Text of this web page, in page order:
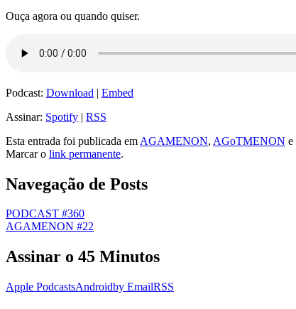
Ouça agora ou quando quiser.
Podcast: Download | Embed
Assinar: Spotify | RSS
Esta entrada foi publicada em AGAMENON, AGoTMENON e
Marcar o link permanente.
Navegação de Posts
PODCAST #360
AGAMENON #22
Assinar o 45 Minutos
Apple PodcastsAndroidby EmailRSS